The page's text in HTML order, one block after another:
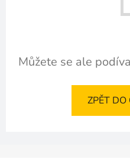
Můžete se ale
ZPĚT